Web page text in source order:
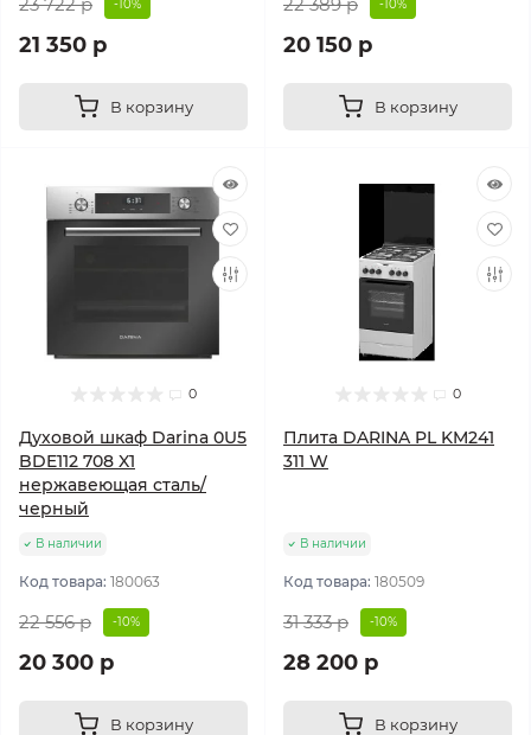
-10%
21 350 р
В корзину
-10%
20 150 р
В корзину
0
Духовой шкаф Darina 0U5
BDE112 708 X1
нержавеющая сталь/
черный
В наличии
Код товара: 180063
22 556 р -10%
20 300 р
В корзину
0
Плита DARINA PL KM241
311 W
В наличии
Код товара: 180509
31 333 р -10%
28 200 р
В корзину